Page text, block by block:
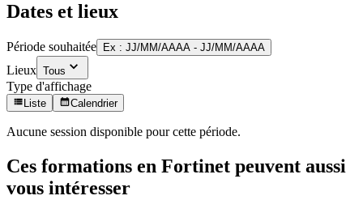
Dates et lieux
Période souhaitée Ex : JJ/MM/AAAA - JJ/MM/AAAA
Lieux Tous
Type d'affichage
Liste Calendrier
Aucune session disponible pour cette période.
Ces formations en Fortinet peuvent aussi
vous intéresser